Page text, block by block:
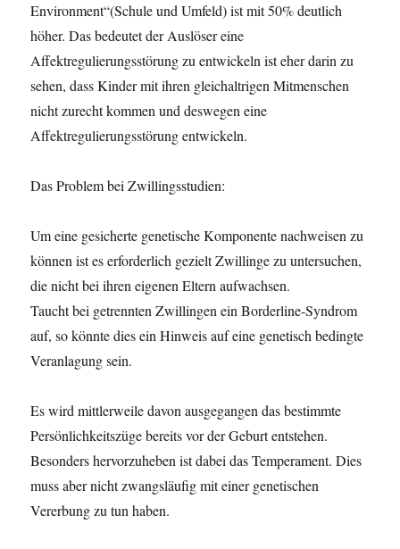
Environment“(Schule und Umfeld) ist mit 50% deutlich
höher. Das bedeutet der Auslöser eine
Affektregulierungsstörung zu entwickeln ist eher darin zu
sehen, dass Kinder mit ihren gleichaltrigen Mitmenschen
nicht zurecht kommen und deswegen eine
Affektregulierungsstörung entwickeln.
Das Problem bei Zwillingsstudien:
Um eine gesicherte genetische Komponente nachweisen zu
können ist es erforderlich gezielt Zwillinge zu untersuchen,
die nicht bei ihren eigenen Eltern aufwachsen.
Taucht bei getrennten Zwillingen ein Borderline-Syndrom
auf, so könnte dies ein Hinweis auf eine genetisch bedingte
Veranlagung sein.
Es wird mittlerweile davon ausgegangen das bestimmte
Persönlichkeitszüge bereits vor der Geburt entstehen.
Besonders hervorzuheben ist dabei das Temperament. Dies
muss aber nicht zwangsläufig mit einer genetischen
Vererbung zu tun haben.